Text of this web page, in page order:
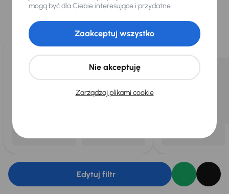
Wybraliśmy dla Ciebie
Wybieramy dla Ciebienajlepsze pojazdyz naszej oferty. Kupimy
dla Ciebiedo 400 pojazdówkażdego dnia.
Edytuj filtr
mogą być dla Ciebie interesujące i przydatne.
Zarządzaj plikami cookie
Nie akceptuję
Zaakceptuj wszystko